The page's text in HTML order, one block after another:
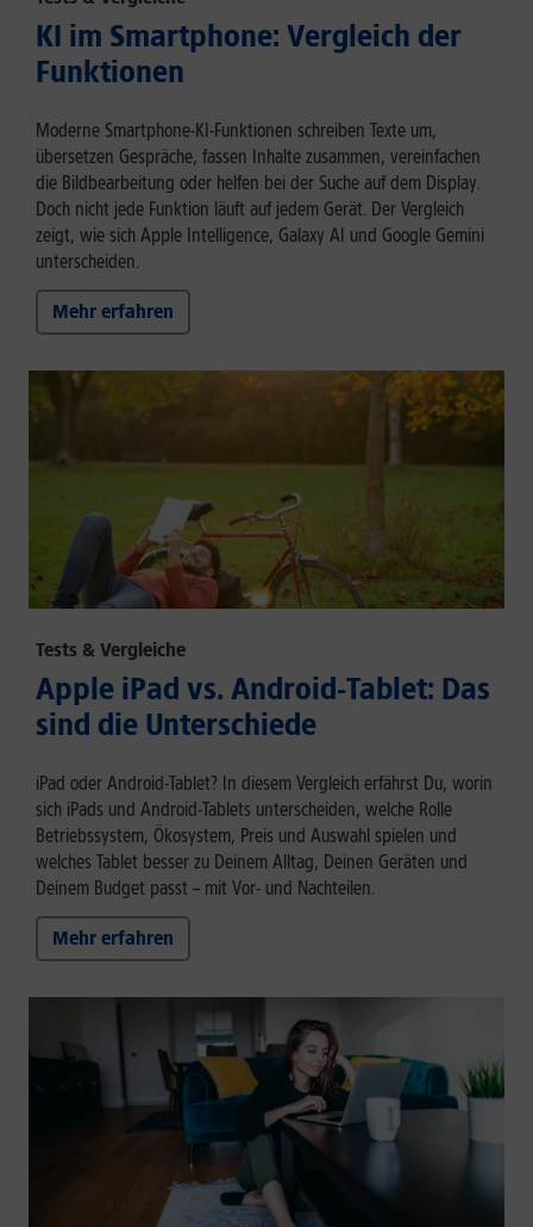
KI im Smartphone: Vergleich der
Funktionen
Moderne Smartphone-KI-Funktionen schreiben Texte um,
übersetzen Gespräche, fassen Inhalte zusammen, vereinfachen
die Bildbearbeitung oder helfen bei der Suche auf dem Display.
Doch nicht jede Funktion läuft auf jedem Gerät. Der Vergleich
zeigt, wie sich Apple Intelligence, Galaxy AI und Google Gemini
unterscheiden.
Mehr erfahren
Tests & Vergleiche
Apple iPad vs. Android-Tablet: Das
sind die Unterschiede
iPad oder Android-Tablet? In diesem Vergleich erfährst Du, worin
sich iPads und Android-Tablets unterscheiden, welche Rolle
Betriebssystem, Ökosystem, Preis und Auswahl spielen und
welches Tablet besser zu Deinem Alltag, Deinen Geräten und
Deinem Budget passt – mit Vor- und Nachteilen.
Mehr erfahren